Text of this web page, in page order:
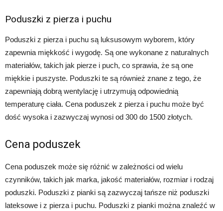
Poduszki z pierza i puchu
Poduszki z pierza i puchu są luksusowym wyborem, który
zapewnia miękkość i wygodę. Są one wykonane z naturalnych
materiałów, takich jak pierze i puch, co sprawia, że są one
miękkie i puszyste. Poduszki te są również znane z tego, że
zapewniają dobrą wentylację i utrzymują odpowiednią
temperaturę ciała. Cena poduszek z pierza i puchu może być
dość wysoka i zazwyczaj wynosi od 300 do 1500 złotych.
Cena poduszek
Cena poduszek może się różnić w zależności od wielu
czynników, takich jak marka, jakość materiałów, rozmiar i rodzaj
poduszki. Poduszki z pianki są zazwyczaj tańsze niż poduszki
lateksowe i z pierza i puchu. Poduszki z pianki można znaleźć w